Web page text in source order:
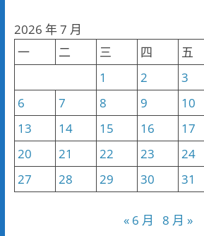
類
2026 年 7 月
一
二 三 四 五
1
2 3
6
7 8 9 10
13
14 15 16 17
20
21 22 23 24
27
28 29 30 31
« 6 月 8 月 »